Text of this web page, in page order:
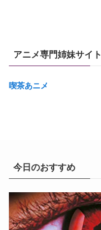
アニメ専門姉妹サイト
喫茶あニメ
今日のおすすめ